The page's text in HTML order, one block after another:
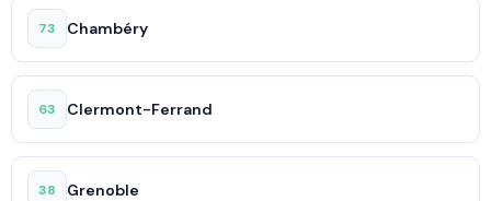
73 Chambéry
63 Clermont-Ferrand
38 Grenoble